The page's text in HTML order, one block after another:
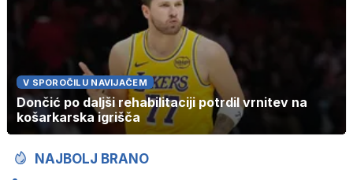
V SPOROČILU NAVIJAČEM
Dončić po daljši rehabilitaciji potrdil vrnitev na
košarkarska igrišča
NAJBOLJ BRANO